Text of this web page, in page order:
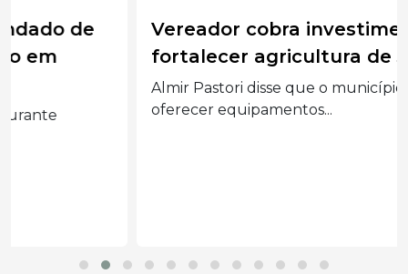
Vereador cobra investimentos para
fortalecer agricultura de Joaçaba
Almir Pastori disse que o município deve
oferecer equipamentos...